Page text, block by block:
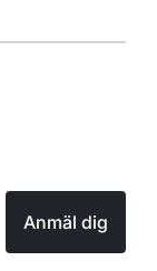
Anmäl dig